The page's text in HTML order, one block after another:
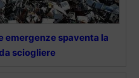
emergenze spaventa la
sciogliere